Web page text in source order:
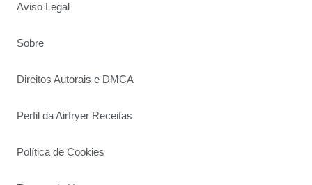
Aviso Legal
Sobre
Direitos Autorais e DMCA
Perfil da Airfryer Receitas
Política de Cookies